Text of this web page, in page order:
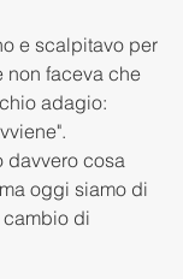
e scalpitavo per
non faceva che
adagio:
davvero cosa
oggi siamo di
cambio di